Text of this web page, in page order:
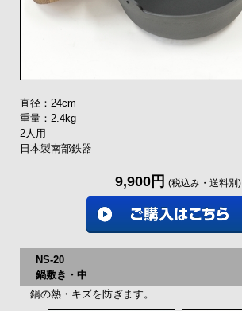
直径：24cm
重量：2.4kg
2人用
日本製南部鉄器
9,900円 (税込み・送料別)
NS-20
鍋敷き・中
鍋の熱・キズを防ぎます。